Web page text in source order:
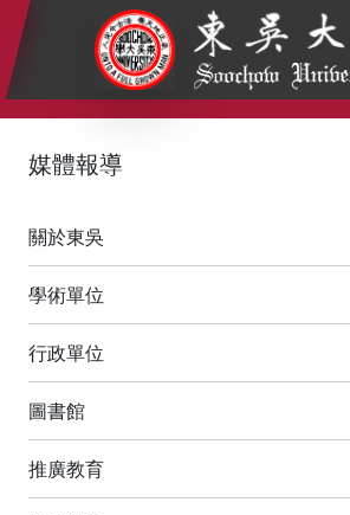
:::
媒體報導
關於東吳
學術單位
行政單位
圖書館
推廣教育